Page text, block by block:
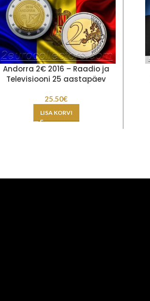
Andorra 2€ 2016 – Raadio ja
Televisiooni 25 aastapäev
25.50€
LISA KORVI